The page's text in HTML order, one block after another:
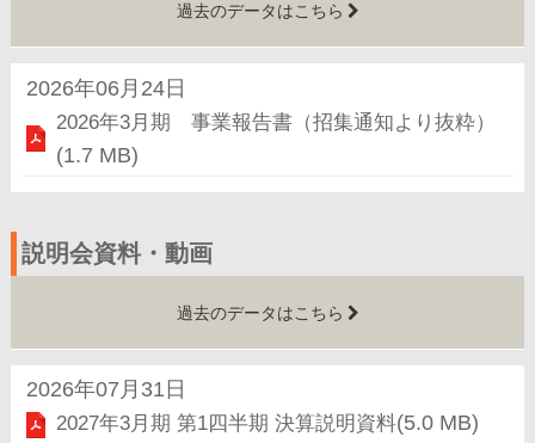
過去のデータはこちら
2026年06月24日
2026年3月期 事業報告書（招集通知より抜粋）
(1.7 MB)
説明会資料・動画
過去のデータはこちら
2026年07月31日
2027年3月期 第1四半期 決算説明資料(5.0 MB)